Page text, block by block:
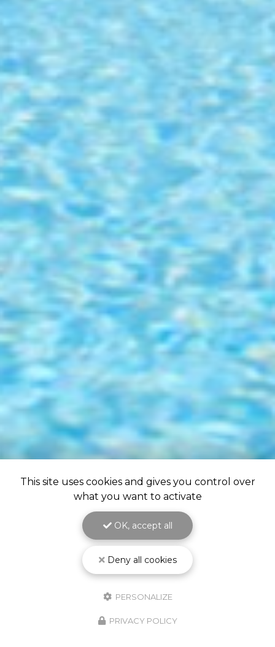
This site uses cookies and gives you control over
what you want to activate
OK, accept all
Deny all cookies
PERSONALIZE
PRIVACY POLICY